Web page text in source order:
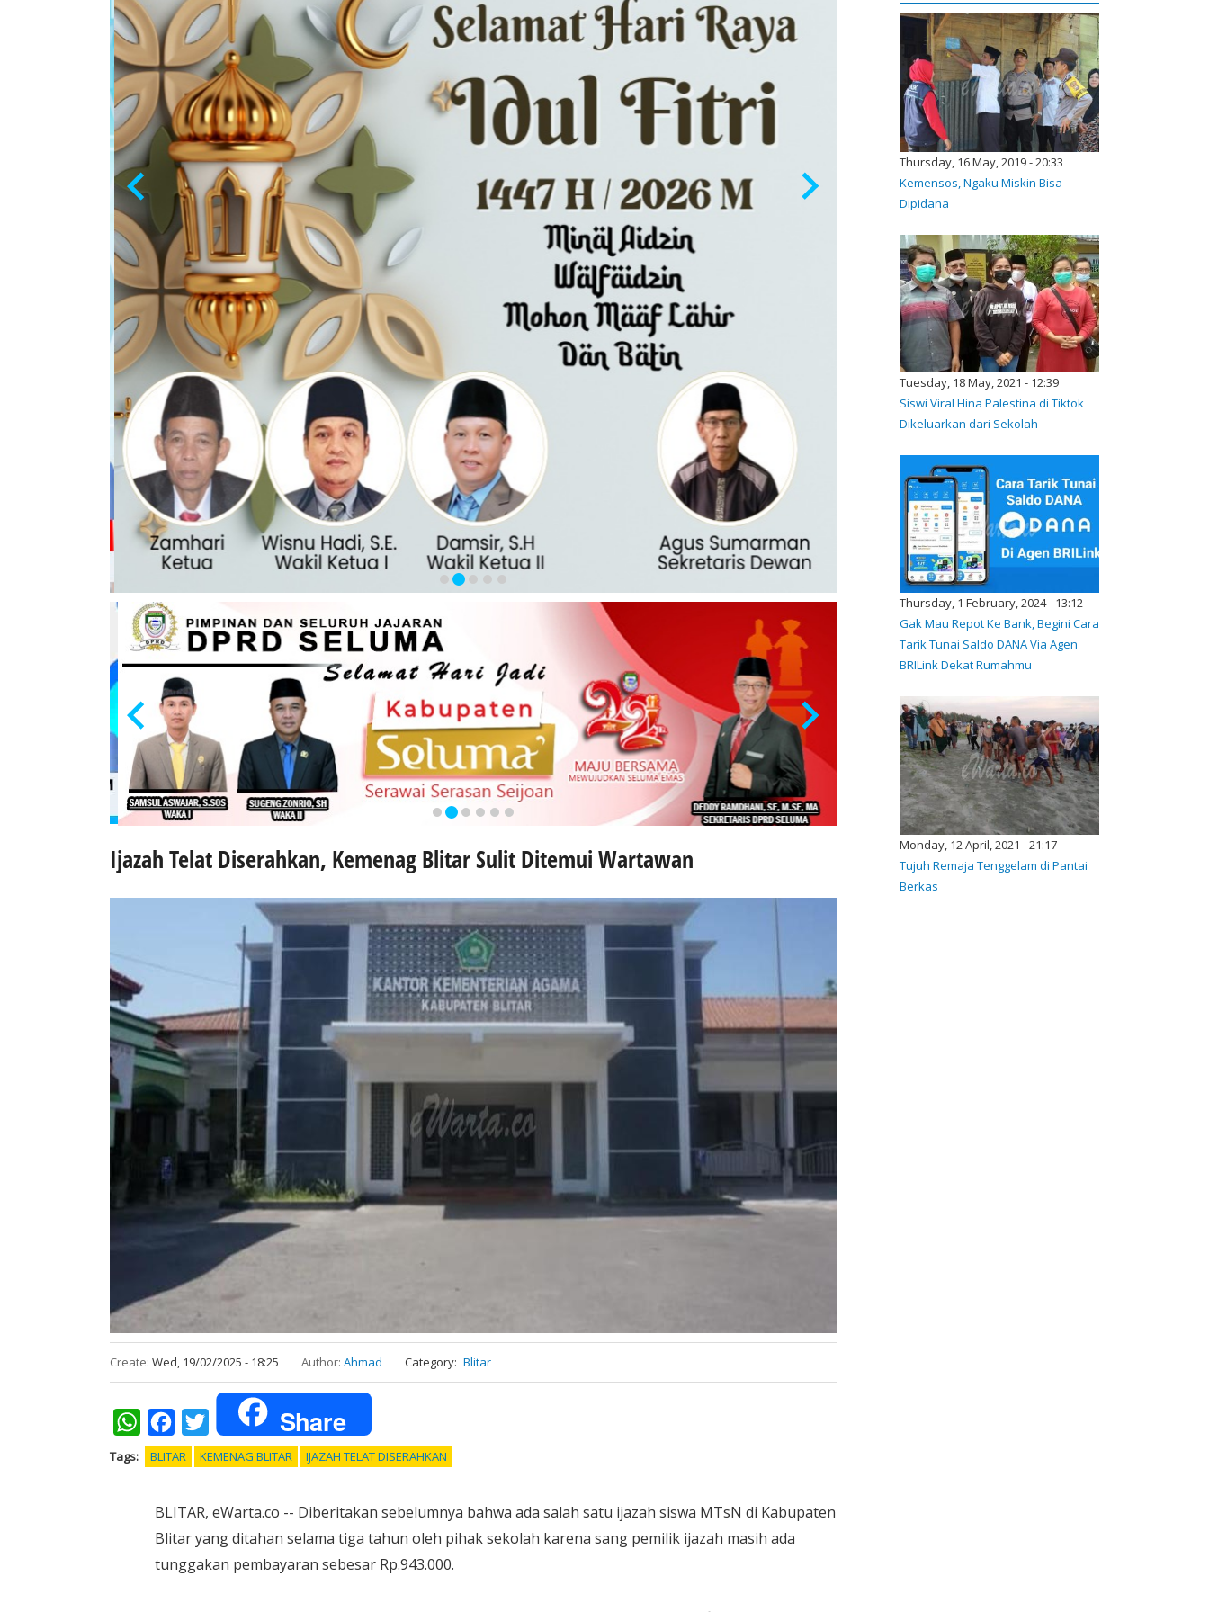
Ijazah Telat Diserahkan, Kemenag Blitar Sulit Ditemui Wartawan
Create: Wed, 19/02/2025 - 18:25 Author: Ahmad Category Blitar
WhatsAppFacebookTwitter Share
Tags BLITAR KEMENAG BLITAR IJAZAH TELAT DISERAHKAN
BLITAR, eWarta.co -- Diberitakan sebelumnya bahwa ada salah satu ijazah siswa MTsN di Kabupaten
Blitar yang ditahan selama tiga tahun oleh pihak sekolah karena sang pemilik ijazah masih ada
tunggakan pembayaran sebesar Rp.943.000.
Thursday, 16 May, 2019 - 20:33
Kemensos, Ngaku Miskin Bisa
Dipidana
Tuesday, 18 May, 2021 - 12:39
Siswi Viral Hina Palestina di Tiktok
Dikeluarkan dari Sekolah
Thursday, 1 February, 2024 - 13:12
Gak Mau Repot Ke Bank, Begini Cara
Tarik Tunai Saldo DANA Via Agen
BRILink Dekat Rumahmu
Monday, 12 April, 2021 - 21:17
Tujuh Remaja Tenggelam di Pantai
Berkas